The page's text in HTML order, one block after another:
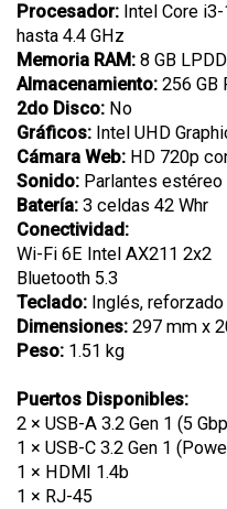
Procesador: Intel Core
hasta 4.4 GHz
Memoria RAM: 8 GB
Almacenamiento: 256 GB
2do Disco: No
Gráficos: Intel UHD
Cámara Web: HD 720p
Sonido: Parlantes estéreo
Batería: 3 celdas 42 Whr
Conectividad:
Wi-Fi 6E Intel AX211 2x2
Bluetooth 5.3
Teclado: Inglés,
Dimensiones: 297 mm x
Peso: 1.51 kg
Puertos Disponibles:
2 × USB-A 3.2 Gen 1 (5
1 × USB-C 3.2 Gen 1
1 × HDMI 1.4b
1 × RJ-45